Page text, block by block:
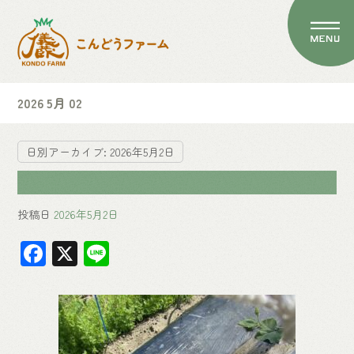
2026 5月 02
日別アーカイブ:2026年5月2日
投稿日 2026年5月2日
F
ac
e
b
X